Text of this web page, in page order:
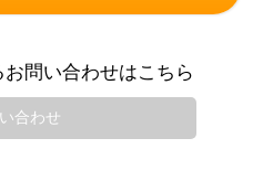
問い合わせはこちら
合わせ